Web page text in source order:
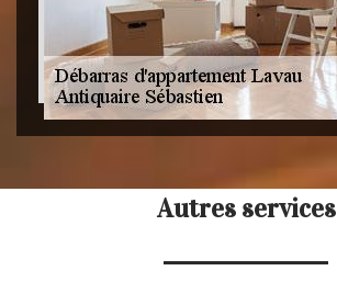
Autres services